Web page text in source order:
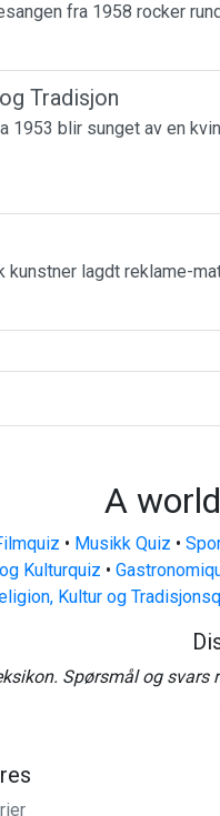
fra 1958 rocker
Tradisjon
1953 blir sunget av en
kunstner lagdt reklame-
A
• Musikk Quiz •
Kulturquiz •
Kultur og
Spørsmål og